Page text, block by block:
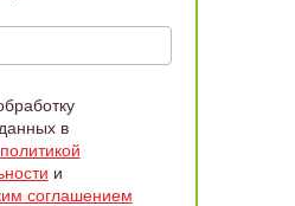
в
политикой
и
соглашением